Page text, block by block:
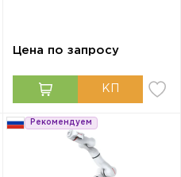
Цена по запросу
Рекомендуем